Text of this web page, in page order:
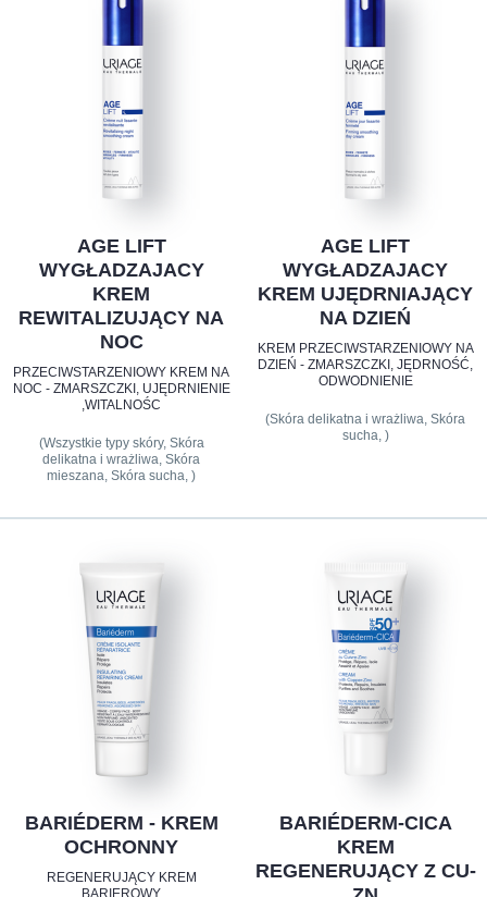
AGE LIFT
WYGŁADZAJACY
KREM
REWITALIZUJĄCY NA
NOC
PRZECIWSTARZENIOWY KREM NA
NOC - ZMARSZCZKI, UJĘDRNIENIE
,WITALNOŚC
(Wszystkie typy skóry, Skóra
delikatna i wrażliwa, Skóra
mieszana, Skóra sucha, )
AGE LIFT
WYGŁADZAJACY
KREM UJĘDRNIAJĄCY
NA DZIEŃ
KREM PRZECIWSTARZENIOWY NA
DZIEŃ - ZMARSZCZKI, JĘDRNOŚĆ,
ODWODNIENIE
(Skóra delikatna i wrażliwa, Skóra
sucha, )
BARIÉDERM - KREM
OCHRONNY
REGENERUJĄCY KREM
BARIÉDERM-CICA
KREM
REGENERUJĄCY Z CU-